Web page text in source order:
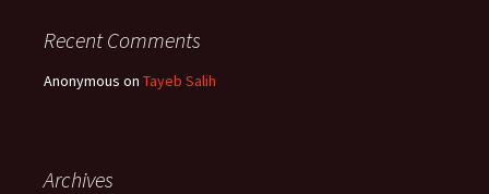
Recent Comments
Anonymous on Tayeb Salih
Archives